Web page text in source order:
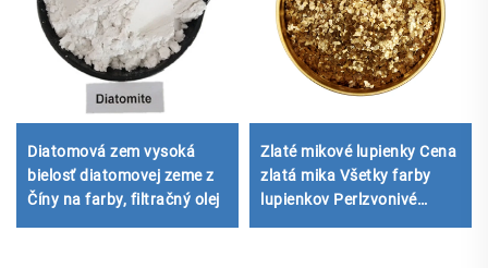
Diatomová zem vysoká
bielosť diatomovej zeme z
Číny na farby, filtračný olej
Zlaté mikové lupienky Cena
zlatá mika Všetky farby
lupienkov Perlzvonivé
kovové lupienky z miky pre